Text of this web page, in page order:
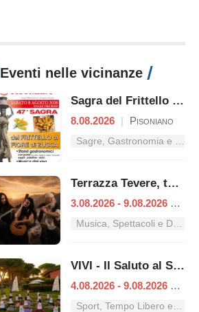
Eventi nelle vicinanze
Sagra del Frittello al Fiore di Zucca
8.08.2026 | Pisoniano
Sagre, Gastronomia e Tradizioni nel Lazio
Terrazza Tevere, tutti i concerti dal 3 al 9 agosto
3.08.2026 - 9.08.2026 |
Musica, Spettacoli e Danza nel Lazio
VIVI - Il Saluto al Sole
4.08.2026 - 9.08.2026 |
Sport, Tempo Libero e Divertimento nel Lazio